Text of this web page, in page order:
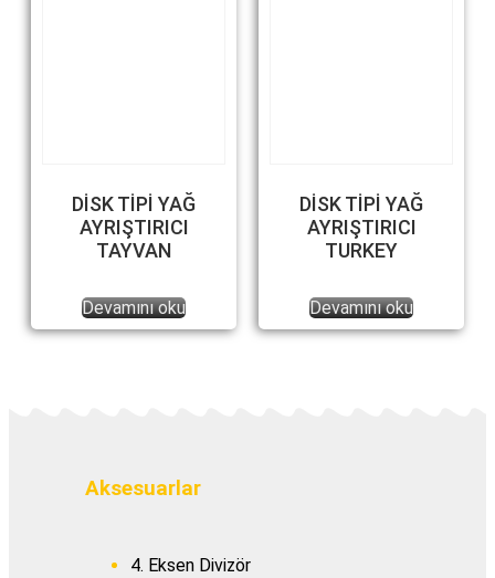
DİSK TİPİ YAĞ
AYRIŞTIRICI
TAYVAN
Devamını oku
DİSK TİPİ YAĞ
AYRIŞTIRICI
TURKEY
Devamını oku
Aksesuarlar
4. Eksen Divizör